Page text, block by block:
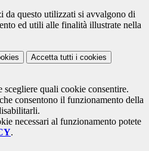
da questo utilizzati si avvalgono di
ed utili alle finalità illustrate nella
Accetta tutti i cookies
scegliere quali cookie consentire.
consentono il funzionamento della
necessari al funzionamento potete
.